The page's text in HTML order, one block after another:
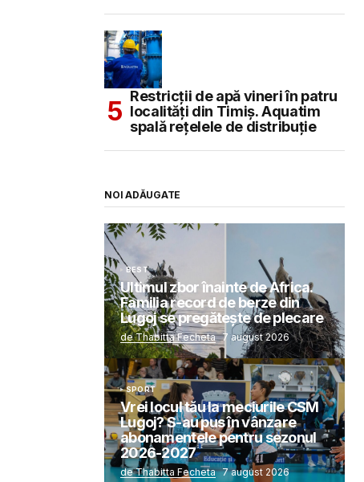
Restricții de apă vineri în patru
localități din Timiș. Aquatim
spală rețelele de distribuție
NOI ADĂUGATE
BEST
Ultimul zbor înainte de Africa.
Familia record de berze din
Lugoj se pregătește de plecare
de Thabitta Fecheta 7 august 2026
SPORT
Vrei locul tău la meciurile CSM
Lugoj? S-au pus în vânzare
abonamentele pentru sezonul
2026-2027
de Thabitta Fecheta 7 august 2026